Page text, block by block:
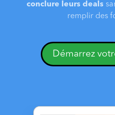
conclure leurs deals
remplir des
Démarrez